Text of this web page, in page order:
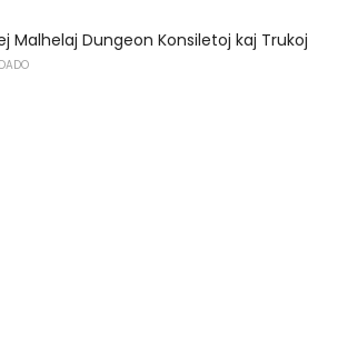
Malhelaj Dungeon Konsiletoj kaj Trukoj